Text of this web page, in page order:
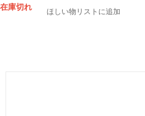
在庫切れ ほしい物リストに追加